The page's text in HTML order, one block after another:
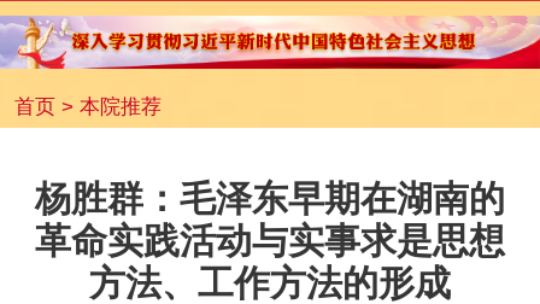
首页> 本院推荐
杨胜群：毛泽东早期在湖南的
革命实践活动与实事求是思想
方法、工作方法的形成